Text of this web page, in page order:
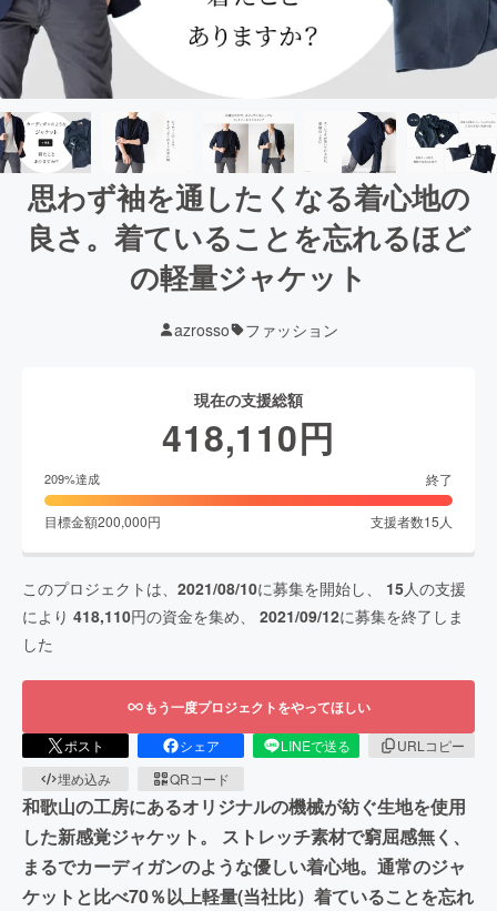
思わず袖を通したくなる着心地の
良さ。着ていることを忘れるほど
の軽量ジャケット
azrosso ファッション
現在の支援総額
418,110円
209%達成 終了
目標金額200,000円 支援者数15 人
このプロジェクトは、 2021/08/10に募集を開始し、 15人の支援
により 418,110円の資金を集め、 2021/09/12に募集を終了しま
した
もう一度プロジェクトをやってほしい
ポスト シェア LINEで送る
URLコピー
埋め込み
QRコード
和歌山の工房にあるオリジナルの機械が紡ぐ生地を使用
した新感覚ジャケット。 ストレッチ素材で窮屈感無く、
まるでカーディガンのような優しい着心地。通常のジャ
ケットと比べ70％以上軽量(当社比）着ていることを忘れ